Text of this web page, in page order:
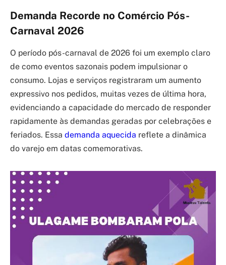
Demanda Recorde no Comércio Pós-
Carnaval 2026
O período pós-carnaval de 2026 foi um exemplo claro
de como eventos sazonais podem impulsionar o
consumo. Lojas e serviços registraram um aumento
expressivo nos pedidos, muitas vezes de última hora,
evidenciando a capacidade do mercado de responder
rapidamente às demandas geradas por celebrações e
feriados. Essa demanda aquecida reflete a dinâmica
do varejo em datas comemorativas.